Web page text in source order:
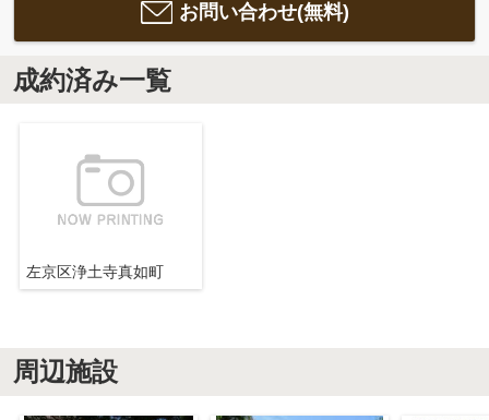
お問い合わせ(無料)
成約済み一覧
左京区浄土寺真如町
周辺施設